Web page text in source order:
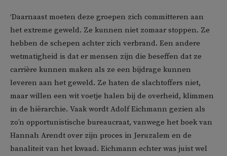
‘Daarnaast moeten deze groepen zich committeren aan
het extreme geweld. Ze kunnen niet zomaar stoppen. Ze
hebben de schepen achter zich verbrand. Een andere
wetmatigheid is dat er mensen zijn die beseffen dat ze
carrière kunnen maken als ze een bijdrage kunnen
leveren aan het geweld. Ze haten de slachtoffers niet,
maar willen een wit voetje halen bij de overheid, klimmen
in de hiërarchie. Vaak wordt Adolf Eichmann gezien als
zo’n opportunistische bureaucraat, vanwege het boek van
Hannah Arendt over zijn proces in Jeruzalem en de
banaliteit van het kwaad. Eichmann echter was juist wel